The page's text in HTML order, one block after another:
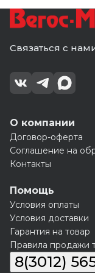
Связаться с
О компании
Договор-оферта
Соглашение на
Контакты
Помощь
Условия оплаты
Условия доставки
Гарантия на товар
Правила продажи
8(3012)